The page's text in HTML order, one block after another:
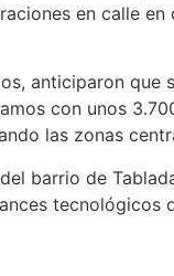
en calle
anticiparon
con unos
las zonas
barrio de